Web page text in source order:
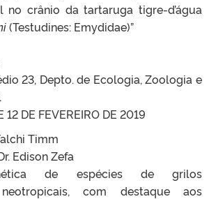
no crânio da tartaruga tigre-d’água
(Testudines: Emydidae)”
23, Depto. de Ecologia, Zoologia e
12 DE FEVEREIRO DE 2019
Timm
Edison Zefa
de espécies de grilos
neotropicais, com destaque aos